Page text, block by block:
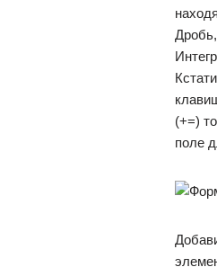
(+=)
поле